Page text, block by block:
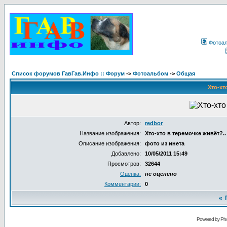
Список форумов ГавГав.Инфо :: Форум -> Фотоальбом -> Общая
Хто-
Автор:
redbor
Название изображения:
Хто-хто в теремочке живёт?..
Описание изображения:
фото из инета
Добавлено:
10/05/2011 15:49
Просмотров:
32644
Оценка:
не оценено
Комментарии:
0
«
Powered by